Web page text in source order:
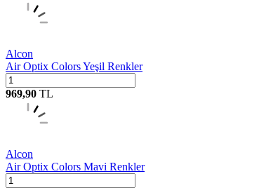
Alcon
Air Optix Colors Yeşil Renkler
969,90 TL
Alcon
Air Optix Colors Mavi Renkler